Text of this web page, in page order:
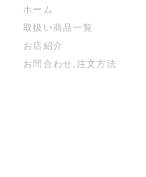
ホーム
取扱い商品一覧
お店紹介
お問合わせ,注文方法